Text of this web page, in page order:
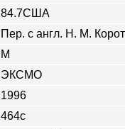
84.7США
Пер. с англ. Н. М.
М
ЭКСМО
1996
464с